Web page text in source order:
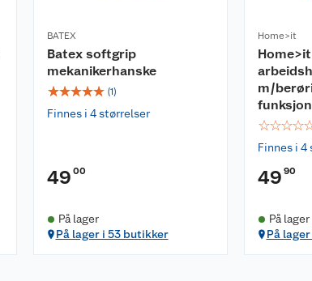
BATEX
Batex softgrip
mekanikerhanske
☆☆☆☆☆ (1)
Finnes i 4 størrelser
49 00
På lager
På lager i 53 butikker
Home>it
m/
funksjon
☆☆☆☆
Finnes i 4
49 90
På lager
På